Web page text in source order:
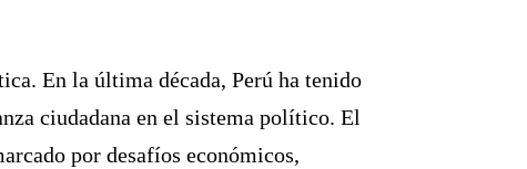
En la última década, Perú ha tenido
ciudadana en el sistema político. El
por desafíos económicos,